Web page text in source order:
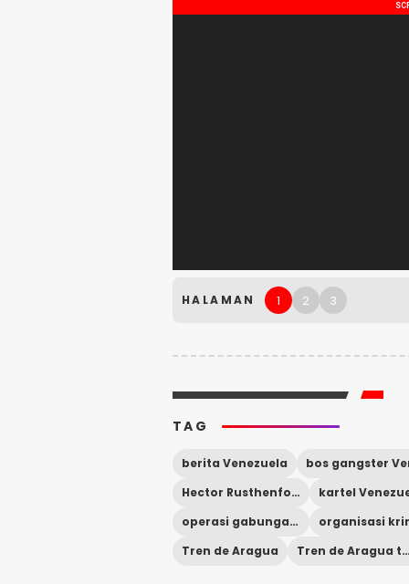
HALAMAN 1 2 3
TAG
berita Venezuela
Hector Rusthenford Guerrero Flores
kartel
operasi gabungan AS Venezuela
Tren de Aragua
Tren de